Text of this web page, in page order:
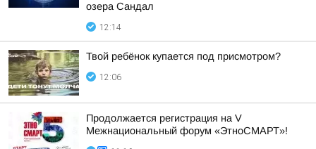
озера Сандал
12:14
Твой ребёнок купается под присмотром?
12:06
Продолжается регистрация на V
Межнациональный форум «ЭтноСМАРТ»!